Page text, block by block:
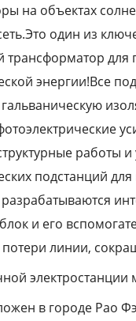
на объектах
один из
для
энергии!Все
работы
подстанций
и его
линии,
в городе Рао